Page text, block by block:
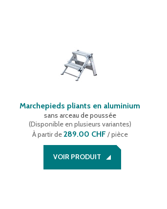
Marchepieds pliants en aluminium
sans arceau de poussée
(Disponible en plusieurs variantes)
À partir de289.00 CHF / pièce
VOIR PRODUIT